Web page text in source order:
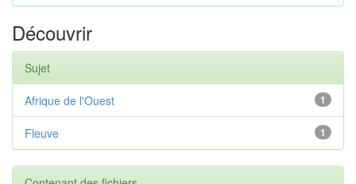
Découvrir
Sujet
1
Afrique de l'Ouest
1
Fleuve